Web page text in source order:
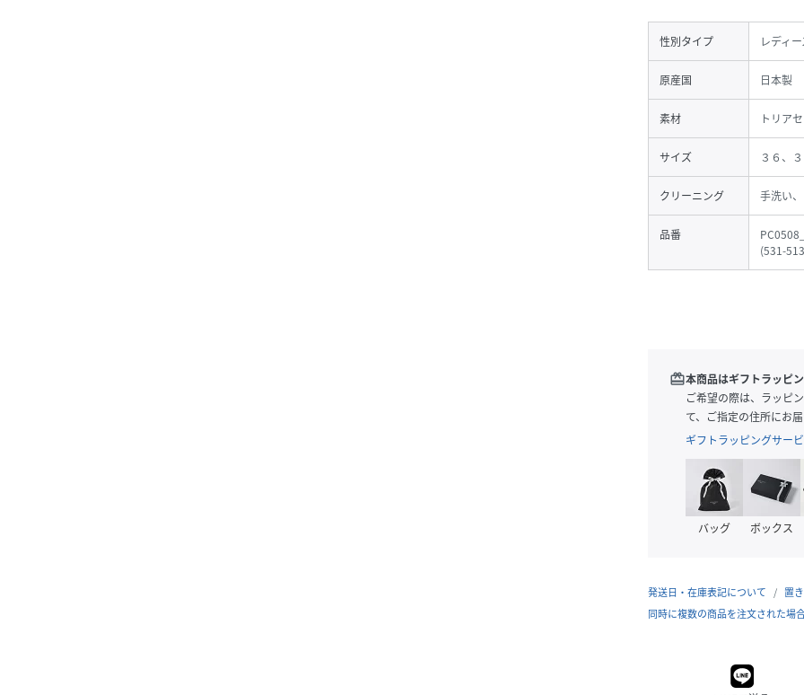
性別タイプ レディ
原産国 日本製
素材 トリア
サイズ ３６、
クリーニング 手洗い
品番
(531-
redeem本商品はギフトラッピ
ご希望の際は、ラッピ
て、ご指定の住所にお
ギフトラッピングサー
バッグ ボックス
発送日・在庫表記について
置
同時に複数の商品を注文された場